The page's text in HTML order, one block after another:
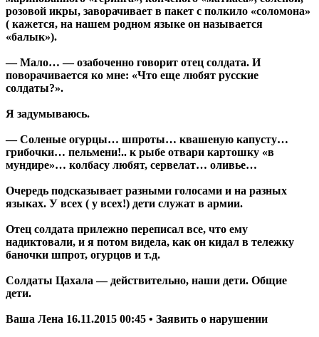
розовой икры, заворачивает в пакет с полкило «соломона»
( кажется, на нашем родном языке он называется
«балык»).
— Мало… — озабоченно говорит отец солдата. И
поворачивается ко мне: «Что еще любят русские
солдаты?».
Я задумываюсь.
— Соленые огурцы… шпроты… квашеную капусту…
грибочки… пельмени!.. к рыбе отвари картошку «в
мундире»… колбасу любят, сервелат… оливье…
Очередь подсказывает разными голосами и на разных
языках. У всех ( у всех!) дети служат в армии.
Отец солдата прилежно переписал все, что ему
надиктовали, и я потом видела, как он кидал в тележку
баночки шпрот, огурцов и т.д.
Солдаты Цахала — действительно, наши дети. Общие
дети.
Ваша Лена 16.11.2015 00:45 • Заявить о нарушении